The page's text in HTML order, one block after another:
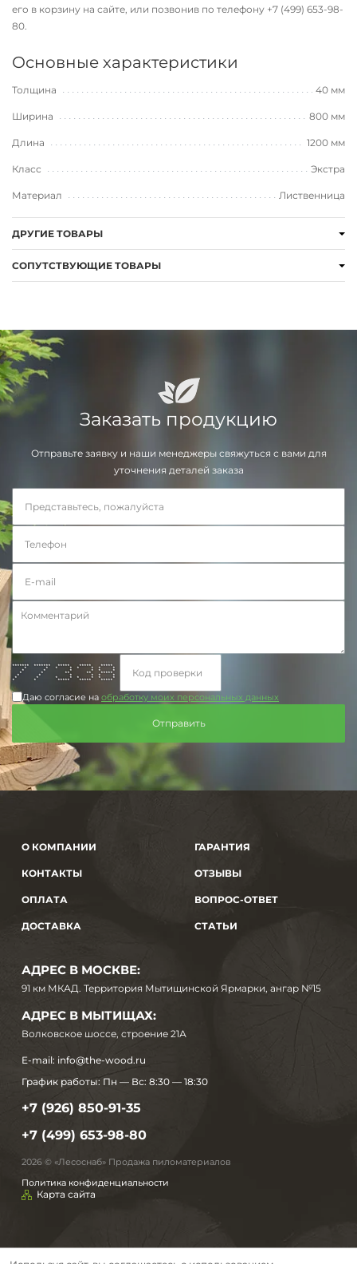
его в корзину на сайте, или позвонив по телефону +7 (499) 653-98-
80.
Основные характеристики
Толщина 40 мм
Ширина 800 мм
Длина 1200 мм
Класс Экстра
Материал Лиственница
ДРУГИЕ ТОВАРЫ
СОПУТСТВУЮЩИЕ ТОВАРЫ
Заказать продукцию
Отправьте заявку и наши менеджеры свяжуться с вами для
уточнения деталей заказа
******* ******* ***** ***** *****
* * * * * * * *
* * * * * *
* * ** ** *****
* * * * * *
* * * * * * * *
* * ***** ***** *****
Даю согласие на обработку моих персональных данных
О КОМПАНИИ
КОНТАКТЫ
ОПЛАТА
ДОСТАВКА
ГАРАНТИЯ
ОТЗЫВЫ
ВОПРОС-ОТВЕТ
СТАТЬИ
АДРЕС В МОСКВЕ:
91 км МКАД. Территория Мытищинской Ярмарки, ангар №15
АДРЕС В МЫТИЩАХ:
Волковское шоссе, строение 21А
E-mail: info@the-wood.ru
График работы: Пн — Вс: 8:30 — 18:30
+7 (926) 850-91-35
+7 (499) 653-98-80
2026 © «Лесоснаб» Продажа пиломатериалов
Политика конфиденциальности
Карта сайта